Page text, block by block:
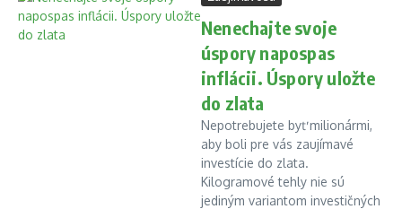
Nenechajte svoje
úspory napospas
inflácii. Úspory uložte
do zlata
Nepotrebujete byť milionármi,
aby boli pre vás zaujímavé
investície do zlata.
Kilogramové tehly nie sú
jediným variantom investičných